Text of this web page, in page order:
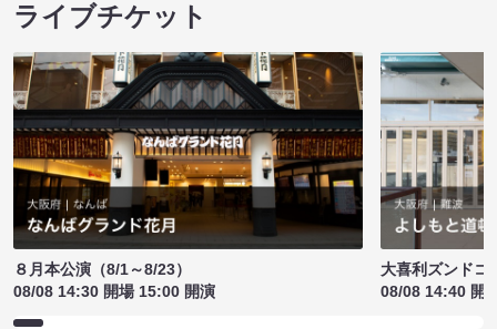
ライブチケット
８月本公演（8/1～8/23）
08/08 14:30 開場 15:00 開演
大喜利ズンドコ
08/08 14:40 開